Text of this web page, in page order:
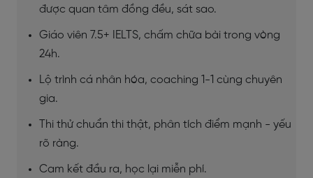
được quan tâm đồng đều, sát sao.
Giáo viên 7.5+ IELTS, chấm chữa bài trong vòng
24h.
Lộ trình cá nhân hóa, coaching 1-1 cùng chuyên
gia.
Thi thử chuẩn thi thật, phân tích điểm mạnh - yếu
rõ ràng.
Cam kết đầu ra, học lại miễn phí.